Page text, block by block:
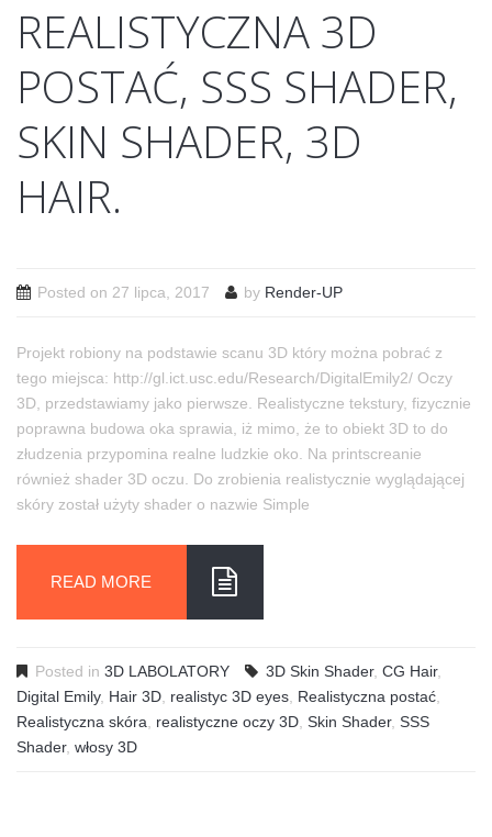
REALISTYCZNA 3D
POSTAĆ, SSS SHADER,
SKIN SHADER, 3D
HAIR.
Posted on 27 lipca, 2017 by Render-UP
Projekt robiony na podstawie scanu 3D który można pobrać z
tego miejsca: http://gl.ict.usc.edu/Research/DigitalEmily2/ Oczy
3D, przedstawiamy jako pierwsze. Realistyczne tekstury, fizycznie
poprawna budowa oka sprawia, iż mimo, że to obiekt 3D to do
złudzenia przypomina realne ludzkie oko. Na printscreanie
również shader 3D oczu. Do zrobienia realistycznie wyglądającej
skóry został użyty shader o nazwie Simple
READ MORE
Posted in 3D LABOLATORY 3D Skin Shader, CG Hair,
Digital Emily, Hair 3D realistyc 3D eyes Realistyczna postać
Realistyczna skóra
realistyczne oczy 3D Skin Shader, SSS
Shader, włosy 3D